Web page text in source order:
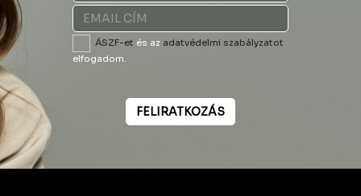
ÁSZF-et és az adatvédelmi szabályzatot
elfogadom.
FELIRATKOZÁS